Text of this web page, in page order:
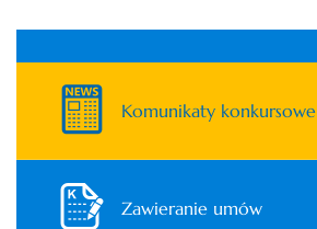
Komunikaty konkursowe
Zawieranie umów